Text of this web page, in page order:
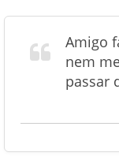
Amigo
nem
passar